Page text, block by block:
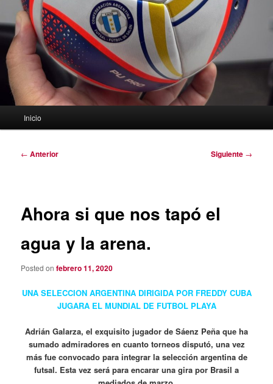
Inicio
Navegación
← Anterior Siguiente →
Ahora si que nos tapó el
agua y la arena.
Posted onfebrero 11, 2020
UNA SELECCION ARGENTINA DIRIGIDA POR FREDDY CUBA
JUGARA EL MUNDIAL DE FUTBOL PLAYA
Adrián Galarza, el exquisito jugador de Sáenz Peña que ha
sumado admiradores en cuanto torneos disputó, una vez
más fue convocado para integrar la selección argentina de
futsal. Esta vez será para encarar una gira por Brasil a